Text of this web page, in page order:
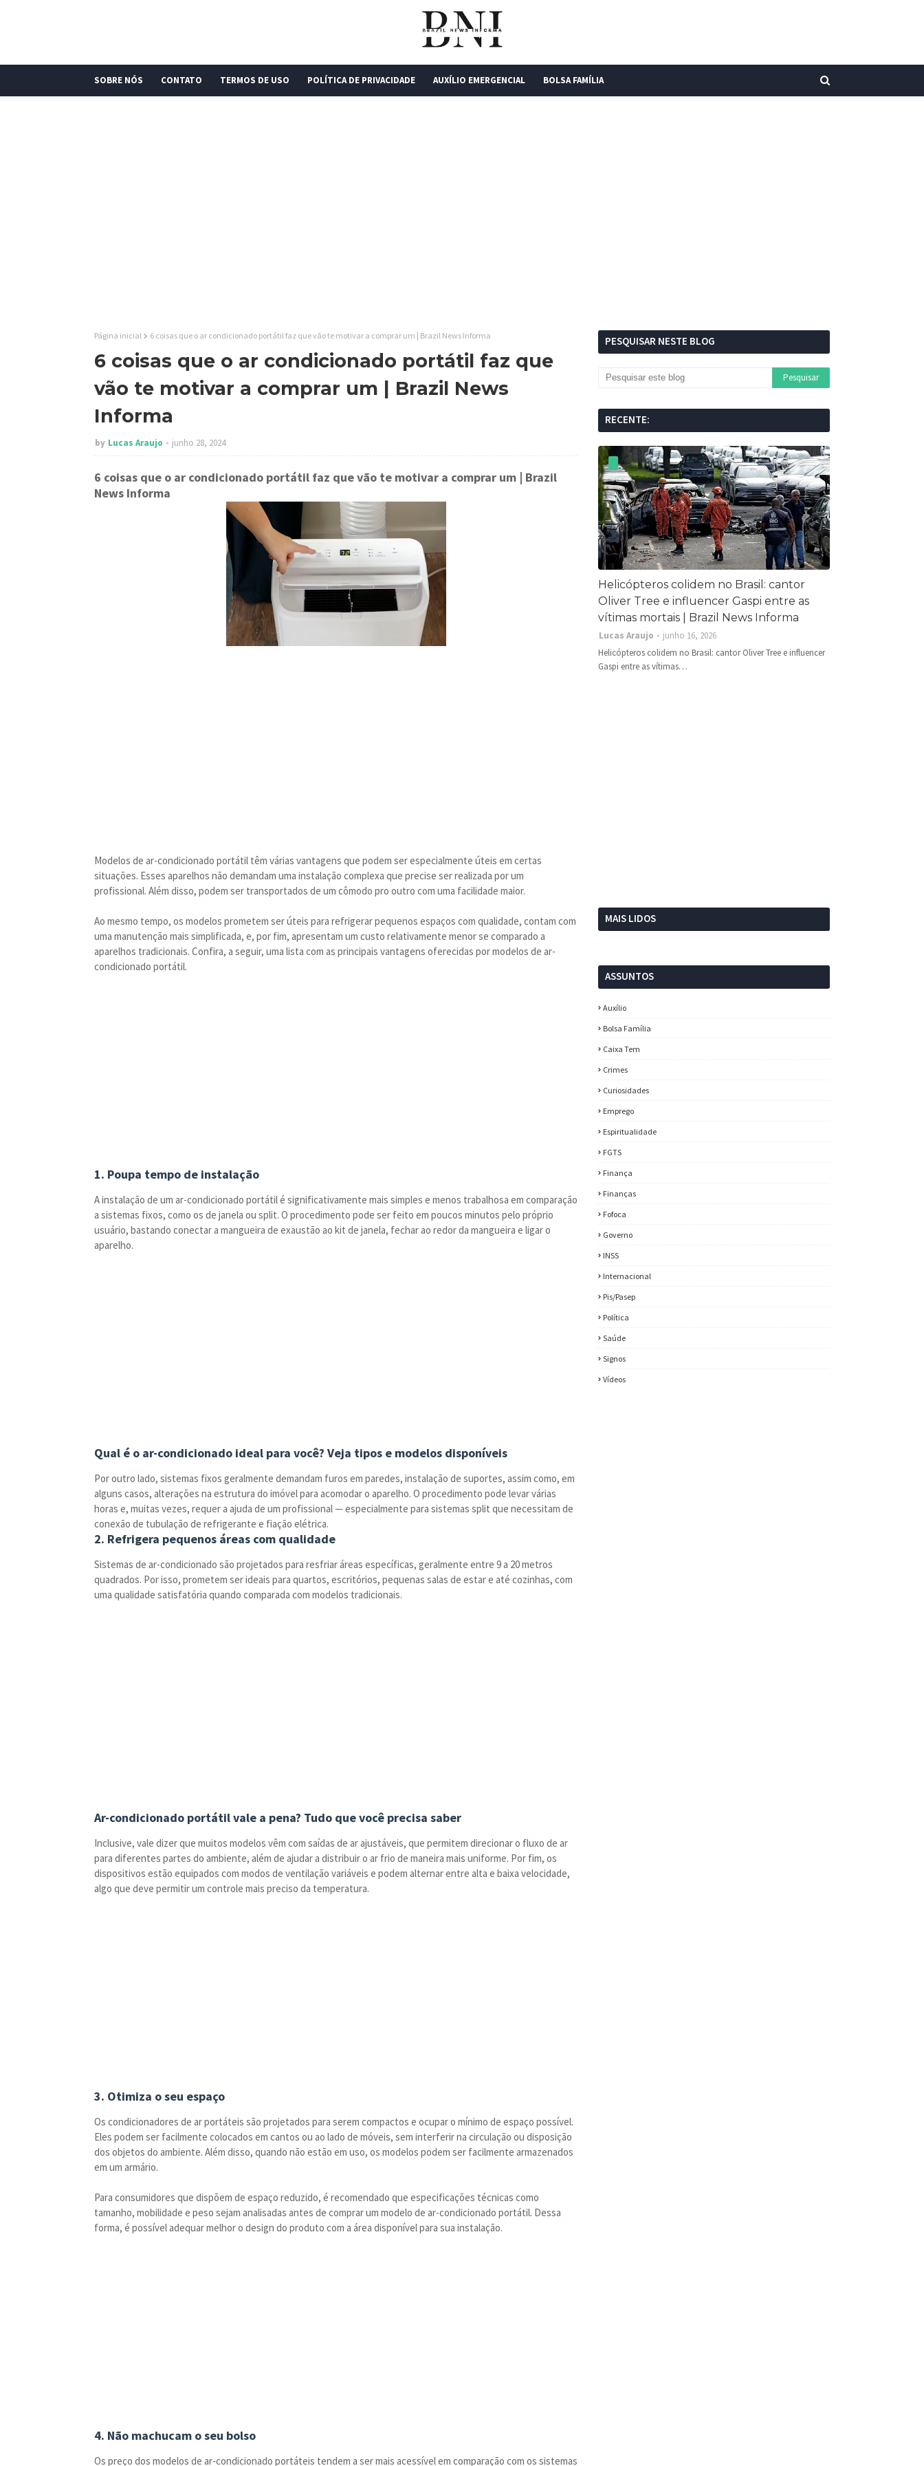
SOBRE NÓS CONTATO TERMOS DE USO POLÍTICA DE PRIVACIDADE AUXÍLIO EMERGENCIAL BOLSA FAMÍLIA
Página inicial 6 coisas que o ar condicionado portátil faz que vão te motivar a comprar um | Brazil News Informa
6 coisas que o ar condicionado portátil faz que
vão te motivar a comprar um | Brazil News
Informa
by Lucas Araujo junho 28, 2024
6 coisas que o ar condicionado portátil faz que vão te motivar a comprar um | Brazil
News Informa
Modelos de ar-condicionado portátil têm várias vantagens que podem ser especialmente úteis em certas
situações. Esses aparelhos não demandam uma instalação complexa que precise ser realizada por um
profissional. Além disso, podem ser transportados de um cômodo pro outro com uma facilidade maior.
Ao mesmo tempo, os modelos prometem ser úteis para refrigerar pequenos espaços com qualidade, contam com
uma manutenção mais simplificada, e, por fim, apresentam um custo relativamente menor se comparado a
aparelhos tradicionais. Confira, a seguir, uma lista com as principais vantagens oferecidas por modelos de ar-
condicionado portátil.
1. Poupa tempo de instalação
A instalação de um ar-condicionado portátil é significativamente mais simples e menos trabalhosa em comparação
a sistemas fixos, como os de janela ou split. O procedimento pode ser feito em poucos minutos pelo próprio
usuário, bastando conectar a mangueira de exaustão ao kit de janela, fechar ao redor da mangueira e ligar o
aparelho.
Qual é o ar-condicionado ideal para você? Veja tipos e modelos disponíveis
Por outro lado, sistemas fixos geralmente demandam furos em paredes, instalação de suportes, assim como, em
alguns casos, alterações na estrutura do imóvel para acomodar o aparelho. O procedimento pode levar várias
horas e, muitas vezes, requer a ajuda de um profissional — especialmente para sistemas split que necessitam de
conexão de tubulação de refrigerante e fiação elétrica.
2. Refrigera pequenos áreas com qualidade
Sistemas de ar-condicionado são projetados para resfriar áreas específicas, geralmente entre 9 a 20 metros
quadrados. Por isso, prometem ser ideais para quartos, escritórios, pequenas salas de estar e até cozinhas, com
uma qualidade satisfatória quando comparada com modelos tradicionais.
Ar-condicionado portátil vale a pena? Tudo que você precisa saber
Inclusive, vale dizer que muitos modelos vêm com saídas de ar ajustáveis, que permitem direcionar o fluxo de ar
para diferentes partes do ambiente, além de ajudar a distribuir o ar frio de maneira mais uniforme. Por fim, os
dispositivos estão equipados com modos de ventilação variáveis e podem alternar entre alta e baixa velocidade,
algo que deve permitir um controle mais preciso da temperatura.
3. Otimiza o seu espaço
Os condicionadores de ar portáteis são projetados para serem compactos e ocupar o mínimo de espaço possível.
Eles podem ser facilmente colocados em cantos ou ao lado de móveis, sem interferir na circulação ou disposição
dos objetos do ambiente. Além disso, quando não estão em uso, os modelos podem ser facilmente armazenados
em um armário.
Para consumidores que dispõem de espaço reduzido, é recomendado que especificações técnicas como
tamanho, mobilidade e peso sejam analisadas antes de comprar um modelo de ar-condicionado portátil. Dessa
forma, é possível adequar melhor o design do produto com a área disponível para sua instalação.
4. Não machucam o seu bolso
Os preço dos modelos de ar-condicionado portáteis tendem a ser mais acessível em comparação com os sistemas
PESQUISAR NESTE BLOG
RECENTE:
Helicópteros colidem no Brasil: cantor
Oliver Tree e influencer Gaspi entre as
vítimas mortais | Brazil News Informa
Lucas Araujo
junho 16, 2026
Helicópteros colidem no Brasil: cantor Oliver Tree e influencer
Gaspi entre as vítimas…
MAIS LIDOS
ASSUNTOS
Auxílio
Bolsa Família
Caixa Tem
Crimes
Curiosidades
Emprego
Espiritualidade
FGTS
Finança
Finanças
Fofoca
Governo
INSS
Internacional
Pis/Pasep
Política
Saúde
Signos
Vídeos